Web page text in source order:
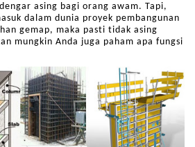
asing bagi orang awam. Tapi,
dalam dunia proyek pembangunan
gemap, maka pasti tidak asing
mungkin Anda juga paham apa fungsi